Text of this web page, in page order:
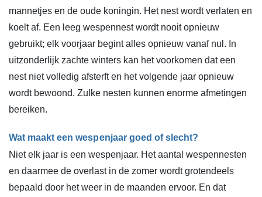
mannetjes en de oude koningin. Het nest wordt verlaten en
koelt af. Een leeg wespennest wordt nooit opnieuw
gebruikt; elk voorjaar begint alles opnieuw vanaf nul. In
uitzonderlijk zachte winters kan het voorkomen dat een
nest niet volledig afsterft en het volgende jaar opnieuw
wordt bewoond. Zulke nesten kunnen enorme afmetingen
bereiken.
Wat maakt een wespenjaar goed of slecht?
Niet elk jaar is een wespenjaar. Het aantal wespennesten
en daarmee de overlast in de zomer wordt grotendeels
bepaald door het weer in de maanden ervoor. En dat